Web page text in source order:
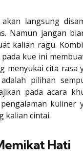
langsung
Namun jangan
kalian ragu.
kue ini
menyukai cita rasa
pilihan
pada acara
kuliner
kalian cintai.
Hati